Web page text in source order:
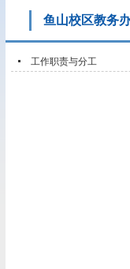
鱼山校区教务
工作职责与分工